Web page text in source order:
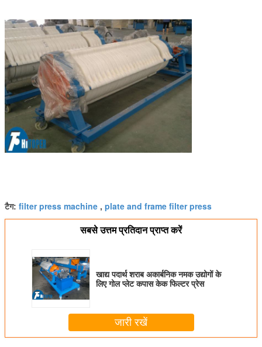
टैग: filter press machine , plate and frame filter press
सबसे उत्तम प्रतिदान प्राप्त करें
खाद्य पदार्थ शराब अकार्बनिक नमक उद्योगों के
लिए गोल प्लेट कपास केक फिल्टर प्रेस
जारी रखें